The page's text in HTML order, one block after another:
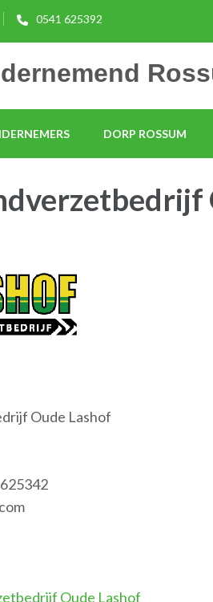
0541 625392
DORP ROSSUM
Oude Lashof
Oude Lashof